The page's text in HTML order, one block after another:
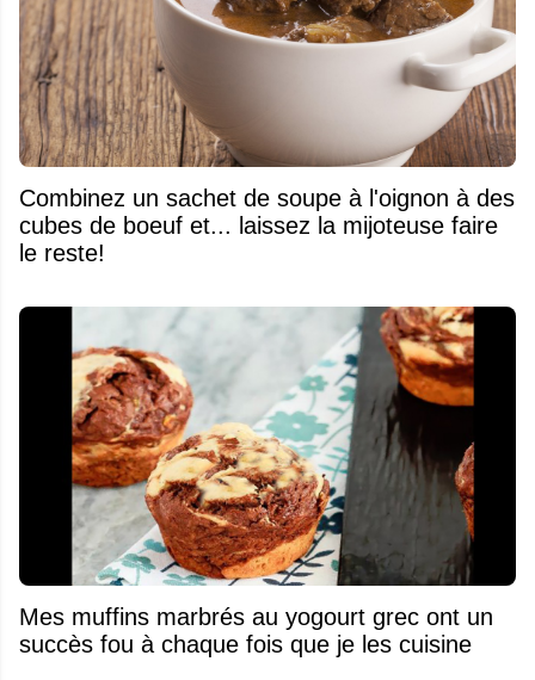
Combinez un sachet de soupe à l'oignon à des
cubes de boeuf et... laissez la mijoteuse faire
le reste!
Mes muffins marbrés au yogourt grec ont un
succès fou à chaque fois que je les cuisine